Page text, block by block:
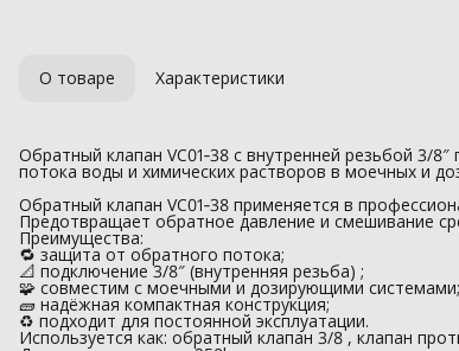
О товаре Характеристики
Обратный клапан VC01‑38 с внутренней резьбой 3/
потока воды и химических растворов в моечных и
Обратный клапан VC01‑38 применяется в
Предотвращает обратное давление и смешивание
Преимущества:
🔁 защита от обратного потока;
📐 подключение 3/8″ (внутренняя резьба) ;
🧩 совместим с моечными и дозирующими системами;
🧱 надёжная компактная конструкция;
♻️ подходит для постоянной эксплуатации.
Используется как: обратный клапан 3/8 , клапан